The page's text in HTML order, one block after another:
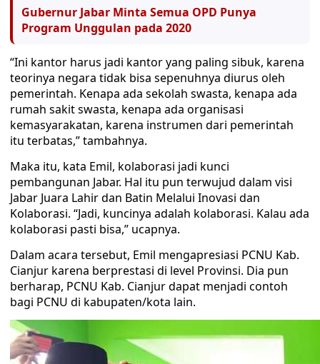
Gubernur Jabar Minta Semua OPD Punya
Program Unggulan pada 2020
“Ini kantor harus jadi kantor yang paling sibuk, karena
teorinya negara tidak bisa sepenuhnya diurus oleh
pemerintah. Kenapa ada sekolah swasta, kenapa ada
rumah sakit swasta, kenapa ada organisasi
kemasyarakatan, karena instrumen dari pemerintah
itu terbatas,” tambahnya.
Maka itu, kata Emil, kolaborasi jadi kunci
pembangunan Jabar. Hal itu pun terwujud dalam visi
Jabar Juara Lahir dan Batin Melalui Inovasi dan
Kolaborasi. “Jadi, kuncinya adalah kolaborasi. Kalau ada
kolaborasi pasti bisa,” ucapnya.
Dalam acara tersebut, Emil mengapresiasi PCNU Kab.
Cianjur karena berprestasi di level Provinsi. Dia pun
berharap, PCNU Kab. Cianjur dapat menjadi contoh
bagi PCNU di kabupaten/kota lain.